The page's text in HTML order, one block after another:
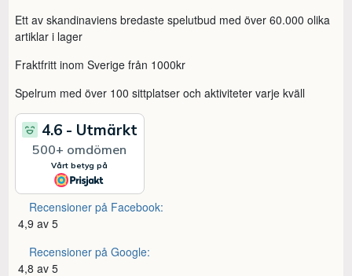
Ett av skandinaviens bredaste spelutbud med över 60.000 olika
artiklar i lager
Fraktfritt inom Sverige från 1000kr
Spelrum med över 100 sittplatser och aktiviteter varje kväll
Recensioner på Facebook:
4,9 av 5
Recensioner på Google:
4,8 av 5